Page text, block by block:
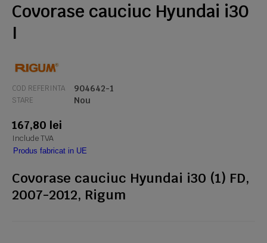
Covorase cauciuc Hyundai i30
I
COD REFERINTA 904642-1
STARE Nou
167,80 lei
Include TVA
Produs fabricat in UE
Covorase cauciuc Hyundai i30 (1) FD,
2007-2012, Rigum